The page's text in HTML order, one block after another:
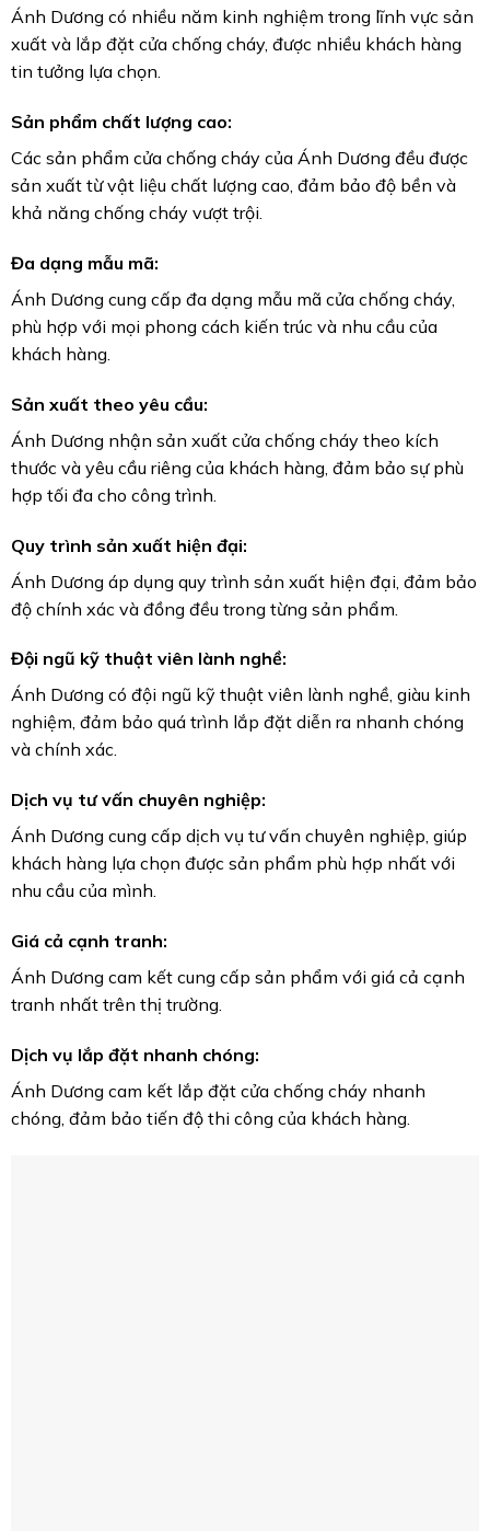
Ánh Dương có nhiều năm kinh nghiệm trong lĩnh vực sản
xuất và lắp đặt cửa chống cháy, được nhiều khách hàng
tin tưởng lựa chọn.
Sản phẩm chất lượng cao:
Các sản phẩm cửa chống cháy của Ánh Dương đều được
sản xuất từ vật liệu chất lượng cao, đảm bảo độ bền và
khả năng chống cháy vượt trội.
Đa dạng mẫu mã:
Ánh Dương cung cấp đa dạng mẫu mã cửa chống cháy,
phù hợp với mọi phong cách kiến trúc và nhu cầu của
khách hàng.
Sản xuất theo yêu cầu:
Ánh Dương nhận sản xuất cửa chống cháy theo kích
thước và yêu cầu riêng của khách hàng, đảm bảo sự phù
hợp tối đa cho công trình.
Quy trình sản xuất hiện đại:
Ánh Dương áp dụng quy trình sản xuất hiện đại, đảm bảo
độ chính xác và đồng đều trong từng sản phẩm.
Đội ngũ kỹ thuật viên lành nghề:
Ánh Dương có đội ngũ kỹ thuật viên lành nghề, giàu kinh
nghiệm, đảm bảo quá trình lắp đặt diễn ra nhanh chóng
và chính xác.
Dịch vụ tư vấn chuyên nghiệp:
Ánh Dương cung cấp dịch vụ tư vấn chuyên nghiệp, giúp
khách hàng lựa chọn được sản phẩm phù hợp nhất với
nhu cầu của mình.
Giá cả cạnh tranh:
Ánh Dương cam kết cung cấp sản phẩm với giá cả cạnh
tranh nhất trên thị trường.
Dịch vụ lắp đặt nhanh chóng:
Ánh Dương cam kết lắp đặt cửa chống cháy nhanh
chóng, đảm bảo tiến độ thi công của khách hàng.